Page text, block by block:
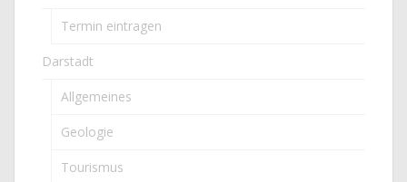
Termin eintragen
Darstadt
Allgemeines
Geologie
Tourismus